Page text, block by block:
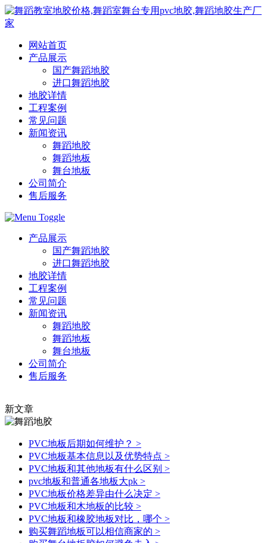
网站首页
产品展示
国产舞蹈地胶
进口舞蹈地胶
地胶详情
工程案例
常见问题
新闻资讯
舞蹈地胶
舞蹈地板
舞台地板
公司简介
售后服务
产品展示
国产舞蹈地胶
进口舞蹈地胶
地胶详情
工程案例
常见问题
新闻资讯
舞蹈地胶
舞蹈地板
舞台地板
公司简介
售后服务
新文章
PVC地板后期如何维护？ >
PVC地板基本信息以及优势特点 >
PVC地板和其他地板有什么区别 >
pvc地板和普通各地板大pk >
PVC地板价格差异由什么决定 >
PVC地板和木地板的比较 >
PVC地板和橡胶地板对比，哪个 >
购买舞蹈地板可以相信商家的 >